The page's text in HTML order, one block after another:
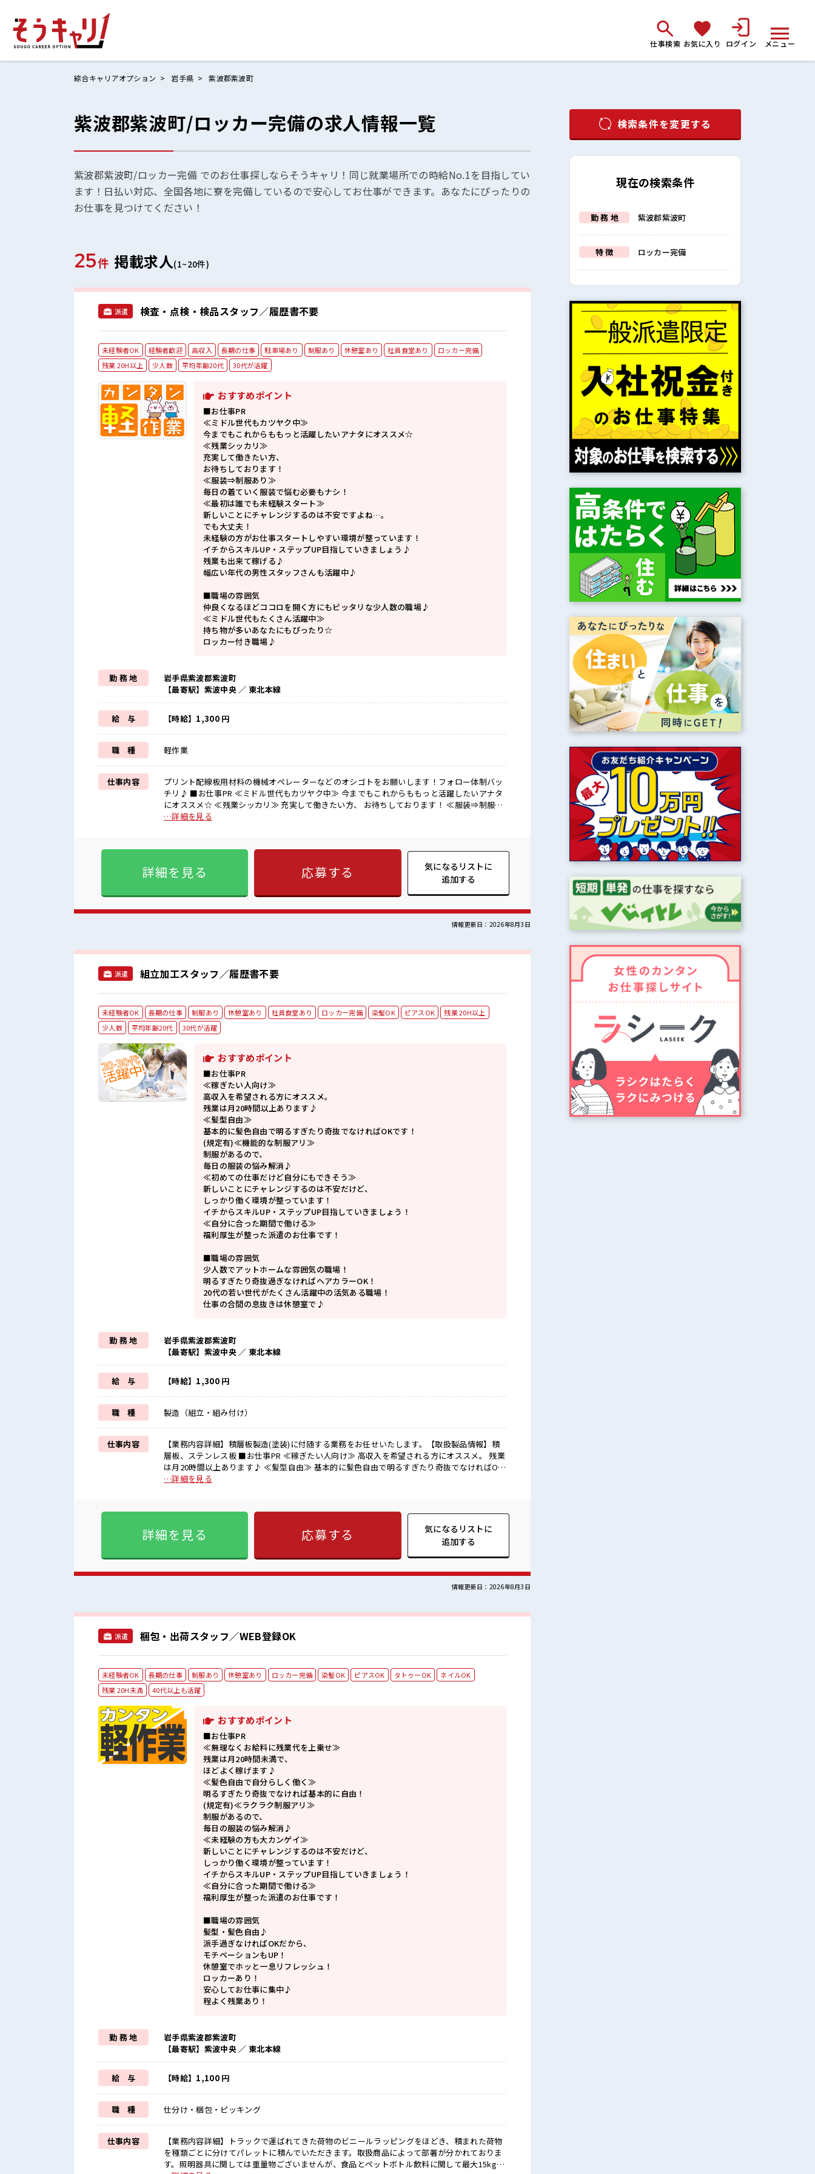
仕事検索 お気に入り ログイン メニュー
ホームにもどる
お気に入りリスト
お問い合わせ
綜合キャリアオプション 岩手県 紫波郡紫波町
紫波郡紫波町/ロッカー完備の求人情報一覧
紫波郡紫波町/ロッカー完備 でのお仕事探しならそうキャリ！同じ就業場所での時給No.1を目指してい
ます！日払い対応、全国各地に寮を完備しているので安心してお仕事ができます。あなたにぴったりの
お仕事を見つけてください！
25件 掲載求人(1~20件)
派遣 検査・点検・検品スタッフ／履歴書不要
未経験者OK 経験者歓迎 高収入 長期の仕事 駐車場あり 制服あり 休憩室あり 社員食堂あり
ロッカー完備
残業 20H以上
少人数 平均年齢20代 30代が活躍
おすすめポイント
■お仕事PR
≪ミドル世代もカツヤク中≫
今までもこれからももっと活躍したいアナタにオススメ☆
≪残業シッカリ≫
充実して働きたい方、
お待ちしております！
≪服装⇒制服あり≫
毎日の着ていく服装で悩む必要もナシ！
≪最初は誰でも未経験スタート≫
新しいことにチャレンジするのは不安ですよね…。
でも大丈夫！
未経験の方がお仕事スタートしやすい環境が整っています！
イチからスキルUP・ステップUP目指していきましょう♪
残業も出来て稼げる♪
幅広い年代の男性スタッフさんも活躍中♪
■職場の雰囲気
仲良くなるほどココロを開く方にもピッタリな少人数の職場♪
≪ミドル世代もたくさん活躍中≫
持ち物が多いあなたにもぴったり☆
ロッカー付き職場♪
勤 務 地
岩手県紫波郡紫波町
【最寄駅】紫波中央 ／ 東北本線
給 与 【時給】1,300 円
職 種 軽作業
仕事内容
プリント配線板用材料の機械オペレーターなどのオシゴトをお願いします！フォロー体制バッ
チリ♪ ■お仕事PR ≪ミドル世代もカツヤク中≫ 今までもこれからももっと活躍したいアナタ
にオススメ☆ ≪残業シッカリ≫ 充実して働きたい方、 お待ちしております！ ≪服装⇒制服あ
り≫ 毎日の着ていく服装で悩む必要もナシ！ ≪最初は誰でも未経験スタート≫ 新しいことに
げる♪ 幅広い年代の男性スタッフさんも活躍中♪ ■職場の雰囲気 仲良くなるほどココロを開
く方にもピッタリな少人数の職場♪ ≪ミドル世代もたくさん活躍中≫ 持ち物が多いあなたに
もぴったり☆ ロッカー付き職場♪
…詳細を見る
詳細を見る 応募する
気になるリストに
追加する
情報更新日：2026年8月3日
派遣 組立加工スタッフ／履歴書不要
未経験者OK 長期の仕事 制服あり 休憩室あり 社員食堂あり ロッカー完備 染髪OK ピアスOK
残業 20H以上
少人数
平均年齢20代 30代が活躍
おすすめポイント
■お仕事PR
≪稼ぎたい人向け≫
高収入を希望される方にオススメ。
残業は月20時間以上あります♪
≪髪型自由≫
基本的に髪色自由で明るすぎたり奇抜でなければOKです！
(規定有)≪機能的な制服アリ≫
制服があるので、
毎日の服装の悩み解消♪
≪初めての仕事だけど自分にもできそう≫
新しいことにチャレンジするのは不安だけど、
しっかり働く環境が整っています！
イチからスキルUP・ステップUP目指していきましょう！
≪自分に合った期間で働ける≫
福利厚生が整った派遣のお仕事です！
■職場の雰囲気
少人数でアットホームな雰囲気の職場！
明るすぎたり奇抜過ぎなければヘアカラーOK！
20代の若い世代がたくさん活躍中の活気ある職場！
仕事の合間の息抜きは休憩室で♪
勤 務 地
岩手県紫波郡紫波町
【最寄駅】紫波中央 ／ 東北本線
給 与 【時給】1,300 円
職 種 製造（組立・組み付け）
仕事内容
【業務内容詳細】積層板製造(塗装)に付随する業務をお任せいたします。【取扱製品情報】積
層板、ステンレス板 ■お仕事PR ≪稼ぎたい人向け≫ 高収入を希望される方にオススメ。 残業
は月20時間以上あります♪ ≪髪型自由≫ 基本的に髪色自由で明るすぎたり奇抜でなければOK
です！ (規定有)≪機能的な制服アリ≫ 制服があるので、 毎日の服装の悩み解消♪ ≪初めての
た期間で働ける≫ 福利厚生が整った派遣のお仕事です！ ■職場の雰囲気 少人数でアットホー
ムな雰囲気の職場！ 明るすぎたり奇抜過ぎなければヘアカラーOK！ 20代の若い世代がたくさ
ん活躍中の活気ある職場！ 仕事の合間の息抜きは休憩室で♪
…詳細を見る
詳細を見る 応募する
気になるリストに
追加する
情報更新日：2026年8月3日
派遣 梱包・出荷スタッフ／WEB登録OK
未経験者OK 長期の仕事 制服あり 休憩室あり ロッカー完備 染髪OK ピアスOK タトゥーOK
ネイルOK
残業 20H未満
40代以上も活躍
おすすめポイント
■お仕事PR
≪無理なくお給料に残業代を上乗せ≫
残業は月20時間未満で、
ほどよく稼げます♪
≪髪色自由で自分らしく働く≫
明るすぎたり奇抜でなければ基本的に自由！
(規定有)≪ラクラク制服アリ≫
制服があるので、
毎日の服装の悩み解消♪
≪未経験の方も大カンゲイ≫
新しいことにチャレンジするのは不安だけど、
しっかり働く環境が整っています！
イチからスキルUP・ステップUP目指していきましょう！
≪自分に合った期間で働ける≫
福利厚生が整った派遣のお仕事です！
■職場の雰囲気
髪型・髪色自由♪
派手過ぎなければOKだから、
モチベーションもUP！
休憩室でホッと一息リフレッシュ！
ロッカーあり！
安心してお仕事に集中♪
程よく残業あり！
勤 務 地
岩手県紫波郡紫波町
【最寄駅】紫波中央 ／ 東北本線
給 与 【時給】1,100 円
職 種 仕分け・梱包・ピッキング
仕事内容
【業務内容詳細】トラックで運ばれてきた荷物のビニールラッピングをほどき、積まれた荷物
を種類ごとに分けてパレットに積んでいただきます。取扱商品によって部署が分かれておりま
す。照明器具に関しては重量物ございませんが、食品とペットボトル飲料に関して最大15kg程
検索条件を変更する
現在の検索条件
勤 務 地 紫波郡紫波町
特 徴 ロッカー完備